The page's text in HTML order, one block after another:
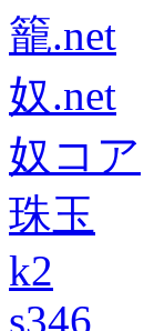
籠.net
奴.net
奴コア
珠玉
k2
s346